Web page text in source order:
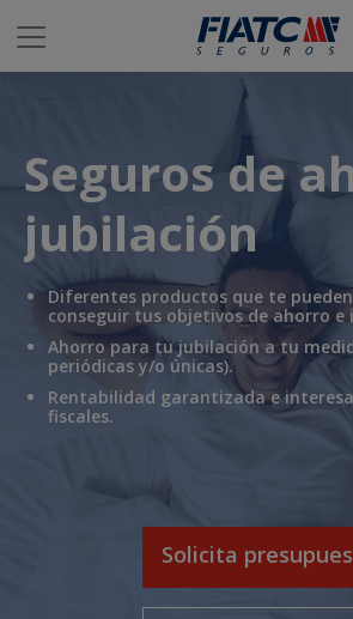
Saltar al contenido principal
Seguros de
jubilación
Diferentes productos que te
conseguir tus objetivos deahorro e
Ahorro para tujubilación a tu
periódicas y/o únicas).
Rentabilidad garantizadae
fiscales.
Solicita